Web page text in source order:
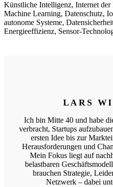
Künstliche Intelligenz, Internet
Machine Learning, Datenschutz,
autonome Systeme,
Energieeffizienz, Sensor-
LARS
Ich bin Mitte 40 und habe
verbracht, Startups
ersten Idee bis zur
Herausforderungen und
Mein Fokus liegt auf
belastbaren
brauchen Strategie,
Netzwerk – dabei